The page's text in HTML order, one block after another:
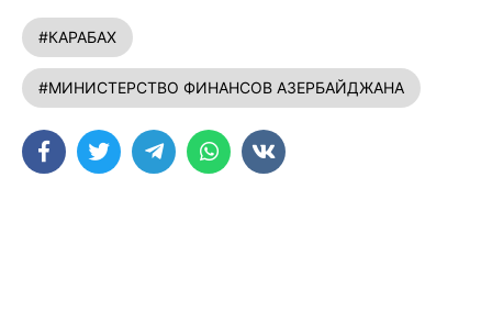
#КАРАБАХ
#МИНИСТЕРСТВО ФИНАНСОВ АЗЕРБАЙДЖАНА